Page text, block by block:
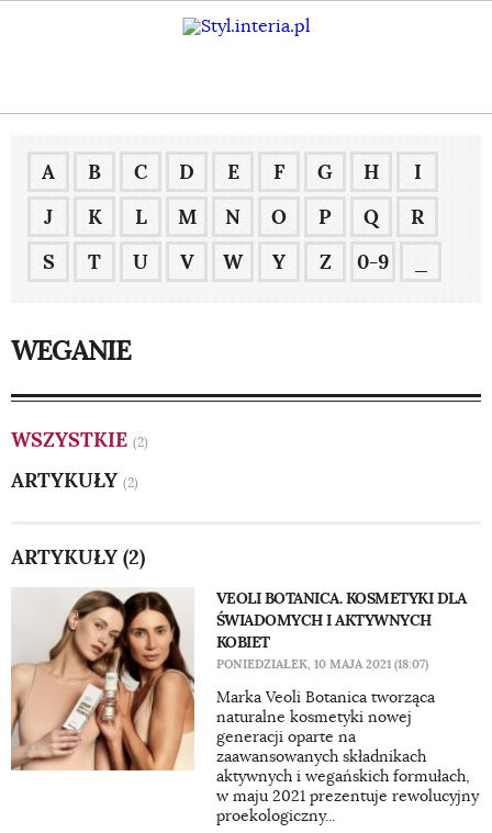
A B C D E F G H
I
J
K L M N O P Q
R
S
T U V W Y Z 0-9
WEGANIE
WSZYSTKIE (2)
ARTYKUŁY (2)
ARTYKUŁY (2)
VEOLI BOTANICA. KOSMETYKI DLA
ŚWIADOMYCH I AKTYWNYCH
KOBIET
PONIEDZIAŁEK, 10 MAJA 2021 (18:07)
Marka Veoli Botanica tworząca
naturalne kosmetyki nowej
generacji oparte na
zaawansowanych składnikach
aktywnych i wegańskich formułach,
w maju 2021 prezentuje rewolucyjny
proekologiczny...